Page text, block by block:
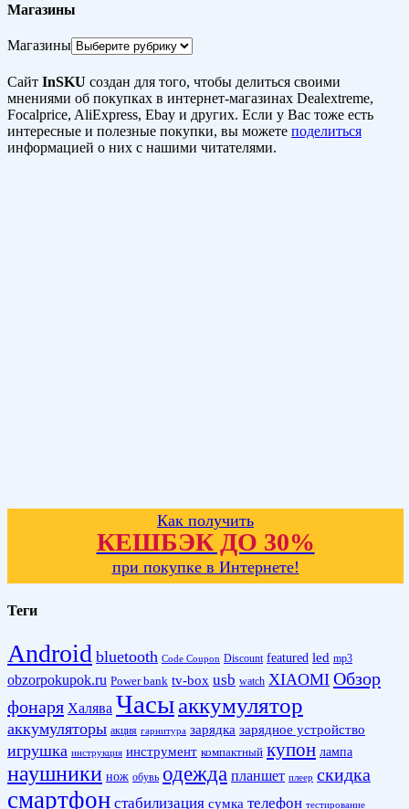
Магазины
Магазины
Сайт InSKU создан для того, чтобы делиться своими
мнениями об покупках в интернет-магазинах Dealextreme,
Focalprice, AliExpress, Ebay и других. Если у Вас тоже есть
интересные и полезные покупки, вы можете поделиться
информацией о них с нашими читателями.
Как получить
КЕШБЭК ДО 30%
при покупке в Интернете!
Теги
Android bluetooth Code Coupon Discount featured led mp3
obzorpokupok.ru Power bank tv-box usb watch XIAOMI Обзор
фонаря Халява Часыаккумулятор
аккумуляторы акция гарнитура зарядка зарядное устройство
игрушка инструкция инструмент компактный купон лампа
наушники нож обувь одежда планшет плеер скидка
смартфон стабилизация сумка телефон тестирование